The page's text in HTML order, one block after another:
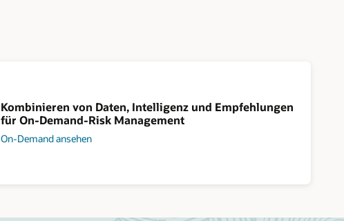
Kombinieren von Daten, Intelligenz und Empfehlungen
für On-Demand-Risk Management
On-Demand ansehen